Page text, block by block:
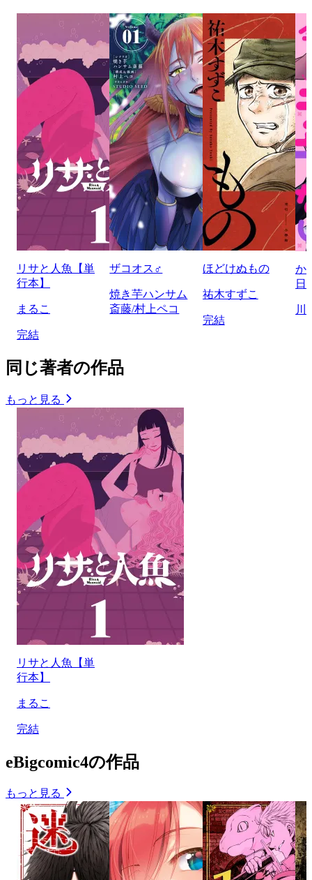
リサと人魚【単
行本】
まるこ
完結
ザコオス♂
焼き芋ハンサム
斎藤/村上ペコ
ほどけぬもの
祐木すずこ
完結
か
日
川
同じ著者の作品
もっと見る
リサと人魚【単
行本】
まるこ
完結
eBigcomic4の作品
もっと見る